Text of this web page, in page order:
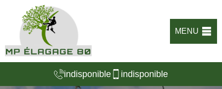
MENU
indisponible indisponible